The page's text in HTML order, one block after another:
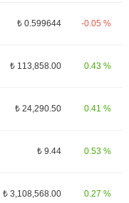
₺ 0.599644 -0.05 %
₺ 113,858.00 0.43 %
₺ 24,290.50 0.41 %
₺ 9.44 0.53 %
₺ 3,108,568.00 0.27 %